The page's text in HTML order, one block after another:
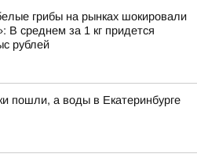
грибы на рынках шокировали
В среднем за 1 кг придется
рублей
пошли, а воды в Екатеринбурге